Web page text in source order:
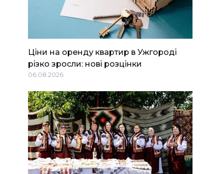
Ціни на оренду квартир в Ужгороді
різко зросли: нові розцінки
06.08.2026